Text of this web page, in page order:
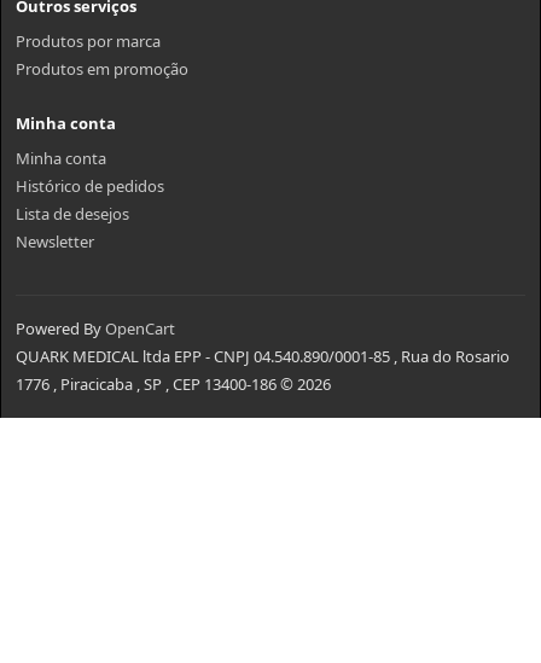
Outros serviços
Produtos por marca
Produtos em promoção
Minha conta
Minha conta
Histórico de pedidos
Lista de desejos
Newsletter
Powered ByOpenCart
QUARK MEDICAL ltda EPP - CNPJ 04.540.890/0001-85 , Rua do Rosario
1776 , Piracicaba , SP , CEP 13400-186 © 2026